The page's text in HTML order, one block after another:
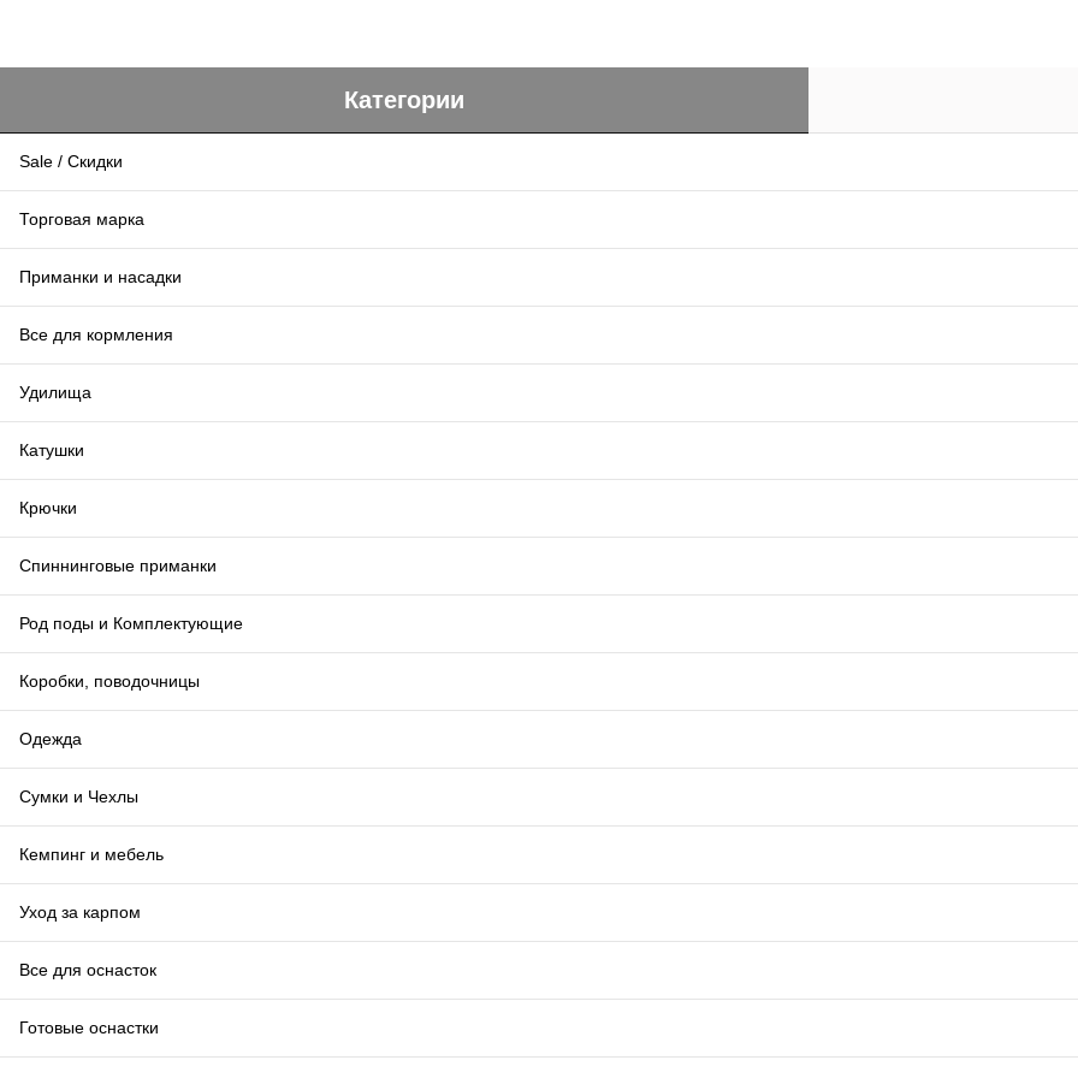
Категории
Sale / Скидки
Торговая марка
Приманки и насадки
Все для кормления
Удилища
Катушки
Крючки
Спиннинговые приманки
Род поды и Комплектующие
Коробки, поводочницы
Одежда
Сумки и Чехлы
Кемпинг и мебель
Уход за карпом
Все для оснасток
Готовые оснастки